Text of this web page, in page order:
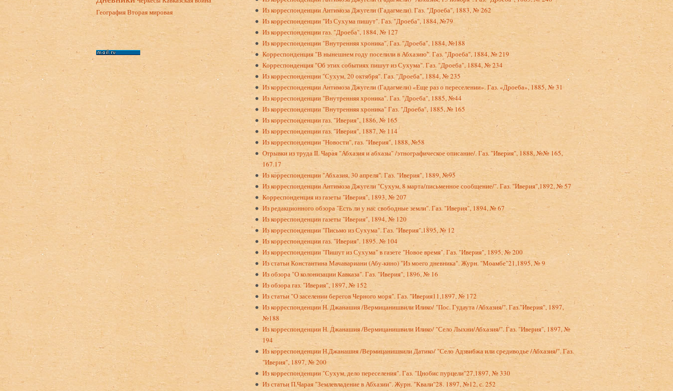
ГеографияВторая мировая
Из корреспонденции Антимоза Джугели (Гадагмели). Газ. "Дроеба", 1883, № 262
Из корреспонденции "Из Сухума пишут". Газ. "Дроеба", 1884, №79
Из корреспонденции газ. "Дроеба", 1884, № 127
Из корреспонденции "Внутренняя хроника", Газ. "Дроеба", 1884, №188
Корреспонденция "В нынешнем году поселили в Аб­хазию". Газ. "Дроеба", 1884, № 219
Корреспонденция "Об этих событиях пишут из Суху­ма". Газ. "Дроеба", 1884, № 234
Из корреспонденции "Сухум, 20 октября". Газ. "Дроеба", 1884, № 235
Из корреспонденции Антимоза Джугели (Гадагмели) «Еще раз о переселении». Газ. «Дроеба», 1885, № 31
Из корреспонденции "Внутренняя хроника". Газ. "Дроеба", 1885, №44
Из корреспонденции "Внутренняя хроника" Газ. "Дроеба", 1885, № 165
Из корреспонденции газ. "Иверия", 1886, № 165
Из корреспонденции газ. "Иверия", 1887, № 114
Из корреспонденции "Новости", газ. "Иверия", 1888, №58
Отрывки из труда II. Чарая "Абхазия и абхазы" /этнографическое описание/. Газ. "Иверия", 1888, №№ 165,
167.17
Из корреспонденции "Абхазия, 30 апреля". Газ. "Иверия", 1889, №95
Из корреспонденции Антимоза Джугели "Сухум, 8 марта/письменное сообщение/". Газ. "Иверия",1892, № 57
Корреспонденция из газеты "Иверия", 1893, № 207
Из редакционного обзора "Есть ли у нас свободные земли". Газ. "Иверия", 1894, № 67
Из корреспонденции газеты "Иверия", 1894, № 120
Из корреспонденции "Письмо из Сухума". Газ. "Иверия",1895, № 12
Из корреспонденции газ. "Иверия". 1895. № 104
Из корреспонденции "Пишут из Сухума" в газете "Новое время". Газ. "Иверия", 1895, № 200
Из статьи Константина Мачавариани (Абу-кино) "Из моего дневника". Журн. "Моамбе"21,1895, № 9
Из обзора "О колонизации Кавказа". Газ. "Иверия", 1896, № 16
Из обзора газ. "Иверия", 1897, № 152
Из статьи "О заселении берегов Черного моря". Газ. "Иверия11,1897, № 172
Из корреспонденции Н. Джанашия /Вермицанишвили Илико/ "Пос. Гудаута /Абхазия/". Газ."Иверия", 1897,
№188
Из корреспонденции Н. Джанашия /Вермицанишвили Илико/ "Село Лыхни/Абхазия/". Газ. "Иверия", 1897, №
194
Из корреспонденции Н.Джанашия /Вермицанишвили Датико/ "Село Адзвибжа или средиводье /Абхазия/". Газ.
"Иверия", 1897, № 200
Из корреспонденции "Сухум, дело переселения". Газ. "Цнобис пурцели"27,1897, № 330
Из статьи П.Чарая "Землевладение в Абхазии". Журн. "Квали"28. 1897, №12, с. 252